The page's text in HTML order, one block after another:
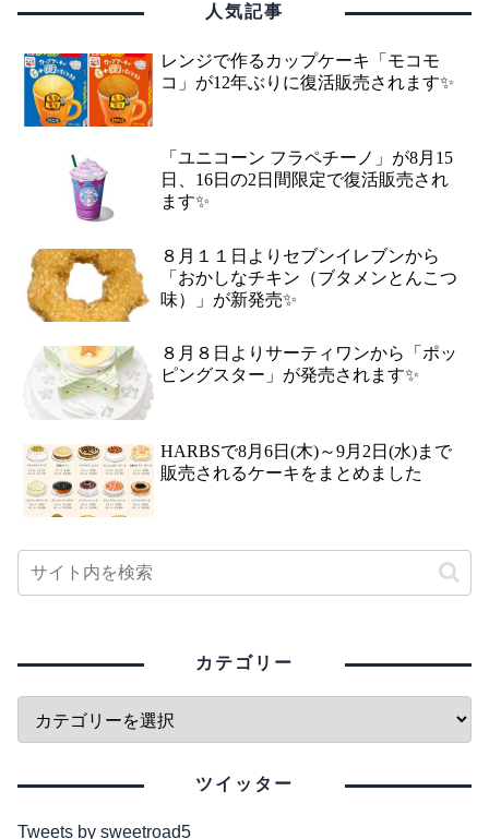
人気記事
レンジで作るカップケーキ「モコモ
コ」が12年ぶりに復活販売されます✨
「ユニコーン フラペチーノ」が8月15
日、16日の2日間限定で復活販売され
ます✨
８月１１日よりセブンイレブンから
「おかしなチキン（ブタメンとんこつ
味）」が新発売✨
８月８日よりサーティワンから「ポッ
ピングスター」が発売されます✨
HARBSで8月6日(木)～9月2日(水)まで
販売されるケーキをまとめました
カテゴリー
ツイッター
Tweets by sweetroad5